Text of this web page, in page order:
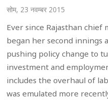
सोम, 23 नवम्बर 2015
Ever since Rajasthan chief
began her second innings
pushing policy change to
investment and
includes the overhaul of
was emulated more